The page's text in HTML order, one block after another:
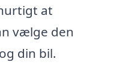
at
vælge den
din bil.